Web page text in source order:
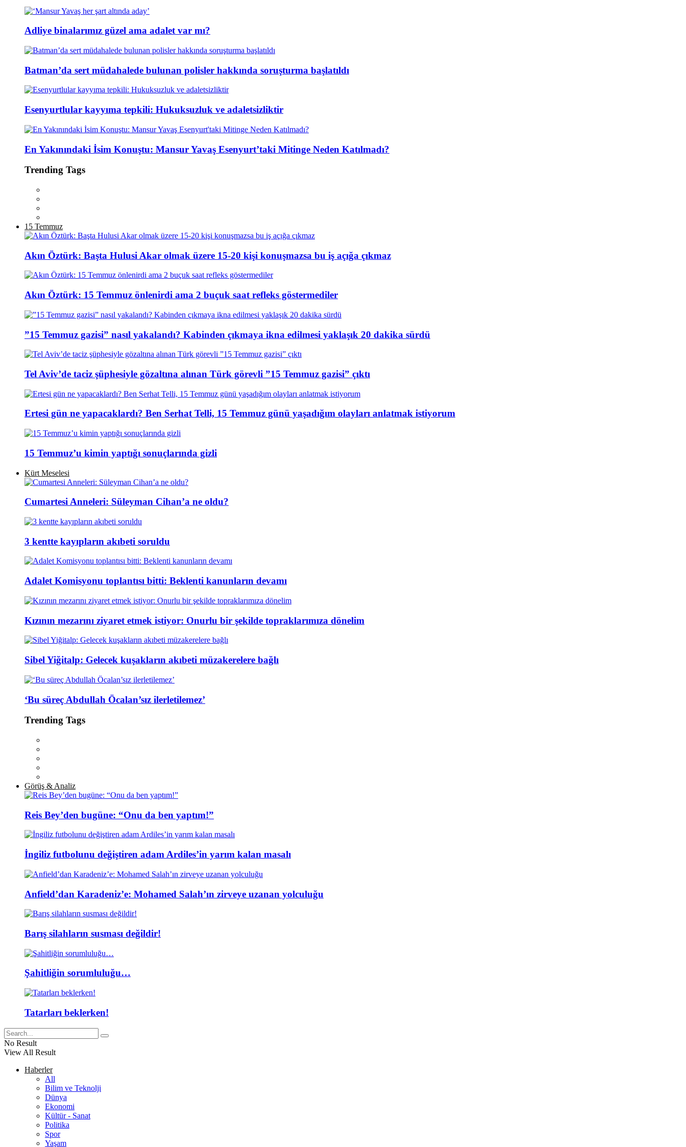
Adliye binalarımız güzel ama adalet var mı?
Batman’da sert müdahalede bulunan polisler hakkında soruşturma başlatıldı
Esenyurtlular kayyıma tepkili: Hukuksuzluk ve adaletsizliktir
En Yakınındaki İsim Konuştu: Mansur Yavaş Esenyurt’taki Mitinge Neden Katılmadı?
Trending Tags
15 Temmuz
Akın Öztürk: Başta Hulusi Akar olmak üzere 15-20 kişi konuşmazsa bu iş açığa çıkmaz
Akın Öztürk: 15 Temmuz önlenirdi ama 2 buçuk saat refleks göstermediler
”15 Temmuz gazisi” nasıl yakalandı? Kabinden çıkmaya ikna edilmesi yaklaşık 20 dakika sürdü
Tel Aviv’de taciz şüphesiyle gözaltına alınan Türk görevli ”15 Temmuz gazisi” çıktı
Ertesi gün ne yapacaklardı? Ben Serhat Telli, 15 Temmuz günü yaşadığım olayları anlatmak istiyorum
15 Temmuz’u kimin yaptığı sonuçlarında gizli
Kürt Meselesi
Cumartesi Anneleri: Süleyman Cihan’a ne oldu?
3 kentte kayıpların akıbeti soruldu
Adalet Komisyonu toplantısı bitti: Beklenti kanunların devamı
Kızının mezarını ziyaret etmek istiyor: Onurlu bir şekilde topraklarımıza dönelim
Sibel Yiğitalp: Gelecek kuşakların akıbeti müzakerelere bağlı
‘Bu süreç Abdullah Öcalan’sız ilerletilemez’
Trending Tags
Görüş & Analiz
Reis Bey’den bugüne: “Onu da ben yaptım!”
İngiliz futbolunu değiştiren adam Ardiles’in yarım kalan masalı
Anfield’dan Karadeniz’e: Mohamed Salah’ın zirveye uzanan yolculuğu
Barış silahların susması değildir!
Şahitliğin sorumluluğu…
Tatarları beklerken!
No Result
View All Result
Haberler
All
Bilim ve Teknolji
Dünya
Ekonomi
Kültür - Sanat
Politika
Spor
Yaşam